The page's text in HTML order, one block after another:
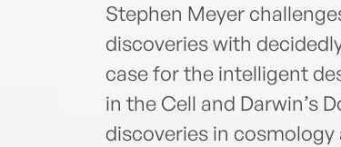
Stephen Meyer
discoveries with
case for the intelligent
in the Cell and Darwin’s
discoveries in